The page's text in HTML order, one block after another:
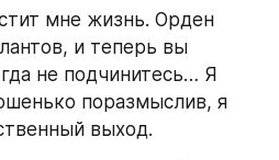
мне жизнь. Орден
и теперь вы
не подчинитесь… Я
поразмыслив, я
выход.